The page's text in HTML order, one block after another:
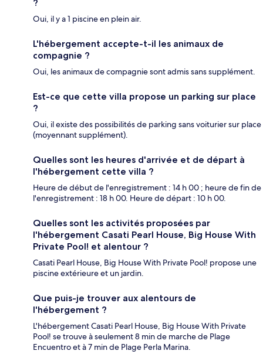
?
Oui, il y a 1 piscine en plein air.
L'hébergement accepte-t-il les animaux de
compagnie ?
Oui, les animaux de compagnie sont admis sans supplément.
Est-ce que cette villa propose un parking sur place
?
Oui, il existe des possibilités de parking sans voiturier sur place
(moyennant supplément).
Quelles sont les heures d'arrivée et de départ à
l'hébergement cette villa ?
Heure de début de l'enregistrement : 14 h 00 ; heure de fin de
l'enregistrement : 18 h 00. Heure de départ : 10 h 00.
Quelles sont les activités proposées par
l'hébergement Casati Pearl House, Big House With
Private Pool! et alentour ?
Casati Pearl House, Big House With Private Pool! propose une
piscine extérieure et un jardin.
Que puis-je trouver aux alentours de
l'hébergement ?
L'hébergement Casati Pearl House, Big House With Private
Pool! se trouve à seulement 8 min de marche de Plage
Encuentro et à 7 min de Plage Perla Marina.